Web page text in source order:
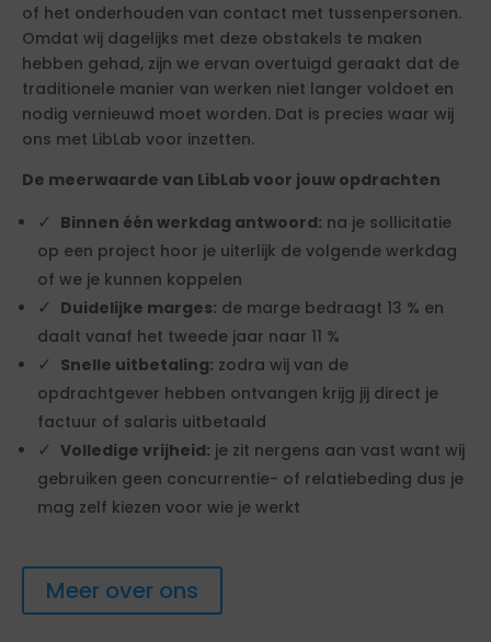
of het onderhouden van contact met tussenpersonen.
Omdat wij dagelijks met deze obstakels te maken
hebben gehad, zijn we ervan overtuigd geraakt dat de
traditionele manier van werken niet langer voldoet en
nodig vernieuwd moet worden. Dat is precies waar wij
ons met LibLab voor inzetten.
De meerwaarde van LibLab voor jouw opdrachten
Binnen één werkdag antwoord: na je sollicitatie
op een project hoor je uiterlijk de volgende werkdag
of we je kunnen koppelen
Duidelijke marges: de marge bedraagt 13 % en
daalt vanaf het tweede jaar naar 11 %
Snelle uitbetaling: zodra wij van de
opdrachtgever hebben ontvangen krijg jij direct je
factuur of salaris uitbetaald
Volledige vrijheid: je zit nergens aan vast want wij
gebruiken geen concurrentie- of relatiebeding dus je
mag zelf kiezen voor wie je werkt
Meer over ons